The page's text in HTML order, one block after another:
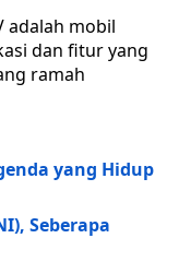
adalah mobil
dan fitur yang
ramah
yang Hidup
Seberapa